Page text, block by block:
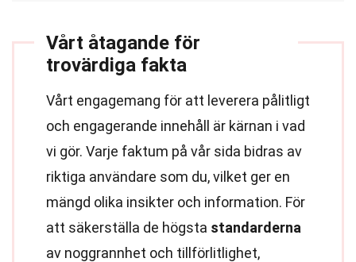
Vårt åtagande för
trovärdiga fakta
Vårt engagemang för att leverera pålitligt
och engagerande innehåll är kärnan i vad
vi gör. Varje faktum på vår sida bidras av
riktiga användare som du, vilket ger en
mängd olika insikter och information. För
att säkerställa de högsta standarderna
av noggrannhet och tillförlitlighet,